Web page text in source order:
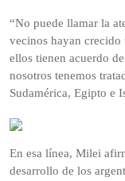
“No puede llamar la
vecinos hayan crecido
ellos tienen acuerdo
nosotros tenemos
Sudamérica, Egipto e
En esa línea, Milei
desarrollo de los